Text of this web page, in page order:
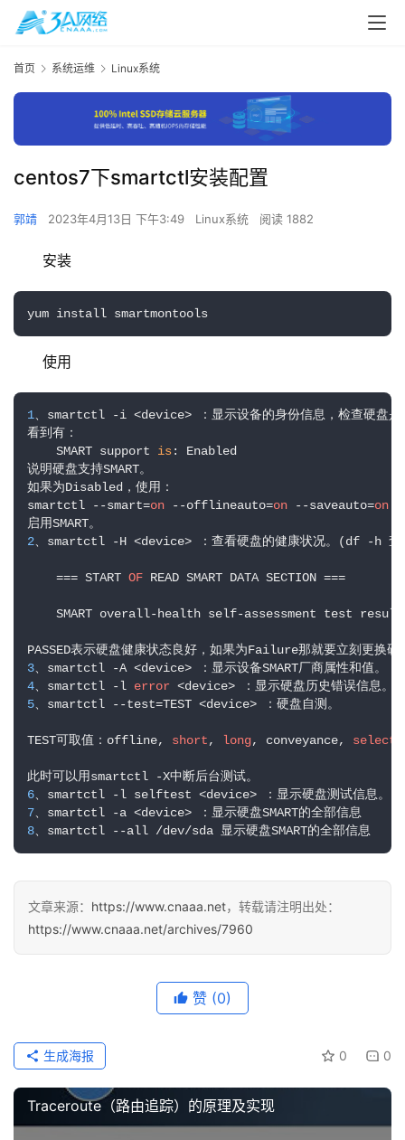
设
施
运
统
运
维
网
络
运
运
网
首页 系统运维 Linux系统
centos7下smartctl安装配置
郭靖 2023年4月13日 下午3:49 Linux系统 阅读 1882
安装
yum install smartmontools
使用
1、smartctl -i <device> ：显示设备的身份信息，检查硬盘是否
看到有：
    SMART support
is: Enabled
说明硬盘支持SMART。
如果为Disabled，使用：
smartctl --smart=on --offlineauto=on --saveauto=on
2、smartctl -H <device> ：查看硬盘的健康状况。(df -h
    === START
OF READ SMART DATA SECTION ===
SMART overall-health self-assessment test
3
4、smartctl -l error
5、smartctl --test=TEST <device> ：硬盘自测。
TEST可取值：offline, short, long, conveyance, select
6
7
8、smartctl --all /dev/sda 显示硬盘SMART的全部信息
文章来源： https://www.cnaaa.net，转载请注明出处：
https://www.cnaaa.net/archives/7960
赞 (0)
0 0
生成海报
Traceroute（路由追踪）的原理及实现